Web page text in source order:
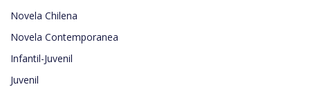
Novela Chilena
Novela Contemporanea
Infantil-Juvenil
Juvenil